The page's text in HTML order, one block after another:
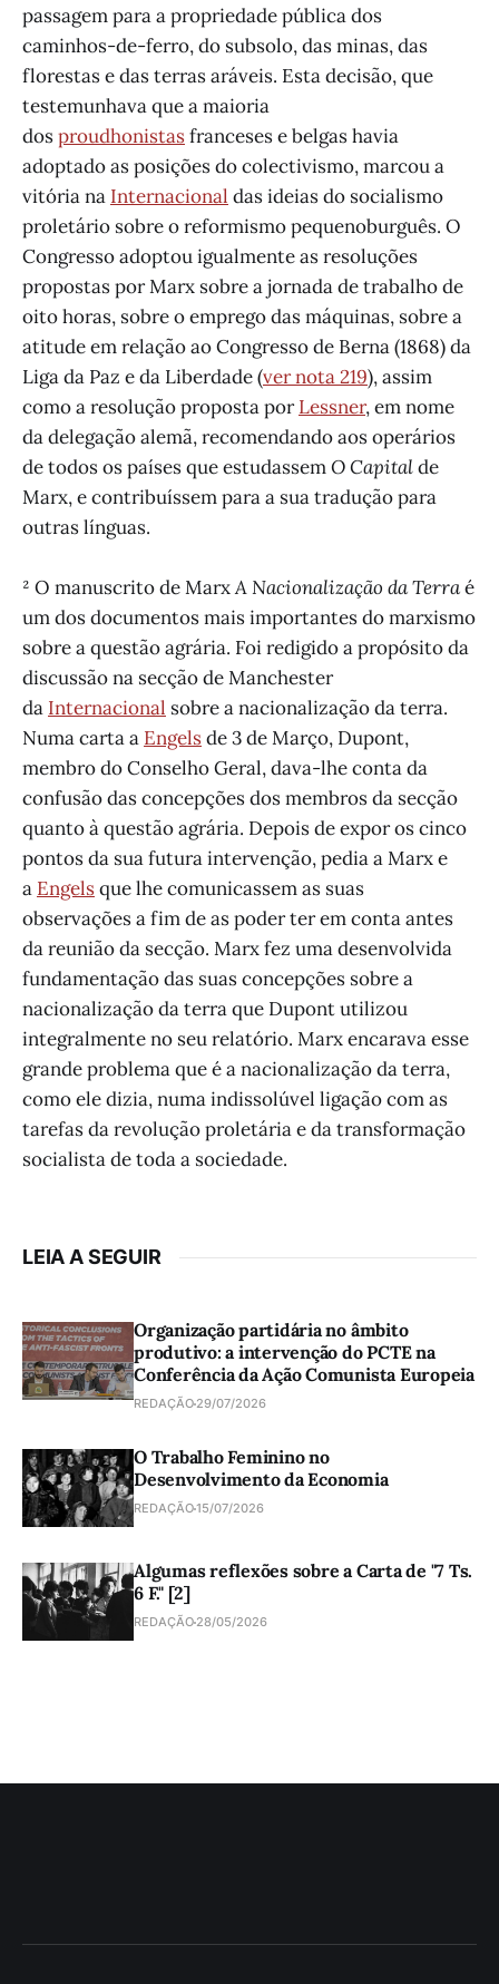
passagem para a propriedade pública dos
caminhos-de-ferro, do subsolo, das minas, das
florestas e das terras aráveis. Esta decisão, que
testemunhava que a maioria
dosproudhonistasfranceses e belgas havia
adoptado as posições do colectivismo, marcou a
vitória na Internacional das ideias do socialismo
proletário sobre o reformismo pequeno­burguês. O
Congresso adoptou igualmente as resoluções
propostas por Marx sobre a jornada de trabalho de
oito horas, sobre o emprego das máquinas, sobre a
atitude em relação ao Congresso de Berna (1868) da
Liga da Paz e da Liberdade (ver nota 219), assim
como a resolução proposta porLessner, em nome
da delegação alemã, recomendando aos operários
de todos os países que estudassemO Capitalde
Marx, e contribuíssem para a sua tradução para
outras línguas.
² O manuscrito de MarxA Nacionalização da Terraé
um dos documentos mais importantes do marxismo
sobre a questão agrária. Foi redigido a propósito da
discussão na secção de Manchester
da Internacional sobre a nacionalização da terra.
Numa carta a Engelsde 3 de Março, Dupont,
membro do Conselho Geral, dava-lhe conta da
confusão das concepções dos membros da secção
quanto à questão agrária. Depois de expor os cinco
pontos da sua futura intervenção, pedia a Marx e
a Engelsque lhe comunicassem as suas
observações a fim de as poder ter em conta antes
da reunião da secção. Marx fez uma desenvolvida
fundamentação das suas concepções sobre a
nacionalização da terra que Dupont utilizou
integralmente no seu relatório. Marx encarava esse
grande problema que é a nacionalização da terra,
como ele dizia, numa indissolúvel ligação com as
tarefas da revolução proletária e da transformação
socialista de toda a sociedade.
LEIA A SEGUIR
Organização partidária no âmbito
produtivo: a intervenção do PCTE na
Conferência da Ação Comunista Europeia
REDAÇÃO 29/07/2026
O Trabalho Feminino no
Desenvolvimento da Economia
REDAÇÃO15/07/2026
Algumas reflexões sobre a Carta de "7 Ts.
6 F." [2]
REDAÇÃO 28/05/2026